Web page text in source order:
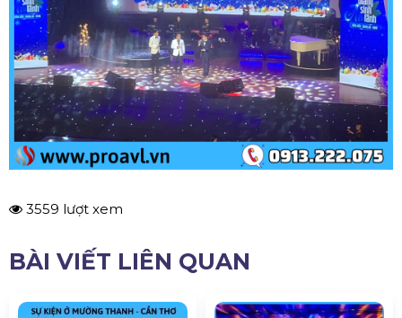
3559 lượt xem
BÀI VIẾT LIÊN QUAN